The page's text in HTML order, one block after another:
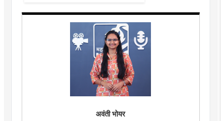
अवंती भोयर